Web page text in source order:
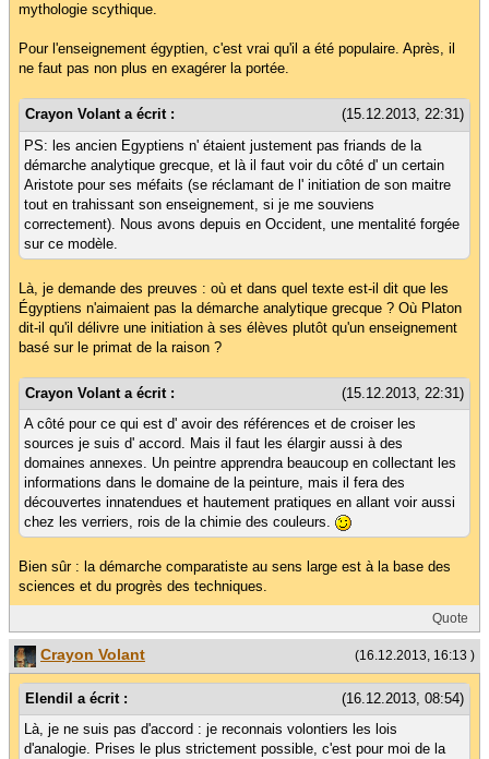
mythologie scythique.
Pour l'enseignement égyptien, c'est vrai qu'il a été populaire. Après, il
ne faut pas non plus en exagérer la portée.
(15.12.2013, 22:31)
Crayon Volant a écrit :
PS: les ancien Egyptiens n' étaient justement pas friands de la
démarche analytique grecque, et là il faut voir du côté d' un certain
Aristote pour ses méfaits (se réclamant de l' initiation de son maitre
tout en trahissant son enseignement, si je me souviens
correctement). Nous avons depuis en Occident, une mentalité forgée
sur ce modèle.
Là, je demande des preuves : où et dans quel texte est-il dit que les
Égyptiens n'aimaient pas la démarche analytique grecque ? Où Platon
dit-il qu'il délivre une initiation à ses élèves plutôt qu'un enseignement
basé sur le primat de la raison ?
(15.12.2013, 22:31)
Crayon Volant a écrit :
A côté pour ce qui est d' avoir des références et de croiser les
sources je suis d' accord. Mais il faut les élargir aussi à des
domaines annexes. Un peintre apprendra beaucoup en collectant les
informations dans le domaine de la peinture, mais il fera des
découvertes innatendues et hautement pratiques en allant voir aussi
chez les verriers, rois de la chimie des couleurs.
Bien sûr : la démarche comparatiste au sens large est à la base des
sciences et du progrès des techniques.
Quote
(16.12.2013, 16:13 )
Crayon Volant
(16.12.2013, 08:54)
Elendil a écrit :
Là, je ne suis pas d'accord : je reconnais volontiers les lois
d'analogie. Prises le plus strictement possible, c'est pour moi de la